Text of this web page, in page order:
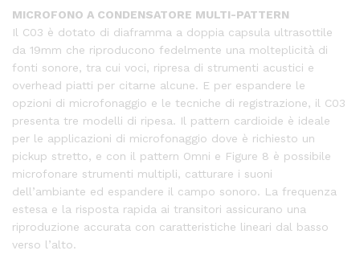
MICROFONO A CONDENSATORE MULTI-PATTERN
Il C03 è dotato di diaframma a doppia capsula ultrasottile
da 19mm che riproducono fedelmente una molteplicità di
fonti sonore, tra cui voci, ripresa di strumenti acustici e
overhead piatti per citarne alcune. E per espandere le
opzioni di microfonaggio e le tecniche di registrazione, il C03
presenta tre modelli di ripesa. Il pattern cardioide è ideale
per le applicazioni di microfonaggio dove è richiesto un
pickup stretto, e con il pattern Omni e Figure 8 è possibile
microfonare strumenti multipli, catturare i suoni
dell’ambiante ed espandere il campo sonoro. La frequenza
estesa e la risposta rapida ai transitori assicurano una
riproduzione accurata con caratteristiche lineari dal basso
verso l’alto.